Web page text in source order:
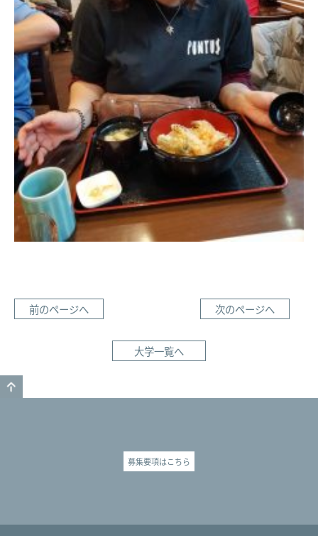
前のページへ 次のページへ
大学一覧へ
募集要項はこちら